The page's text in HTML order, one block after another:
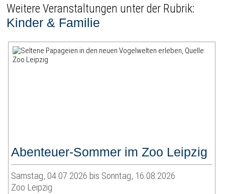
Weitere Veranstaltungen unter der Rubrik:
Kinder & Familie
Abenteuer-Sommer im Zoo Leipzig
Samstag, 04.07.2026 bis Sonntag, 16.08.2026
Zoo Leipzig